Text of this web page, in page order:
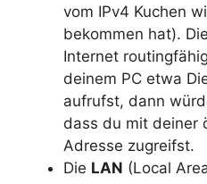
vom IPv4 Kuchen
bekommen hat).
Internet
deinem PC etwa
aufrufst, dann
dass du mit deiner
Adresse zugreifst.
Die LAN (Local